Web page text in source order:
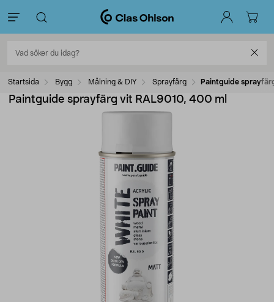
Startsida Bygg Målning & DIY Sprayfärg Paintguide
Paintguide sprayfärg vit RAL9010, 400 ml